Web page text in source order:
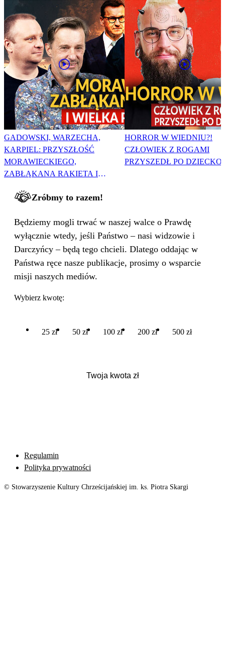
GADOWSKI, WARZECHA,
KARPIEL: PRZYSZŁOŚĆ
MORAWIECKIEGO,
ZABŁĄKANA RAKIETA I
HORROR W WIEDNIU?!
CZŁOWIEK Z ROGAMI
PRZYSZEDŁ PO DZIECKO
Zróbmy to razem!
Będziemy mogli trwać w naszej walce o Prawdę
wyłącznie wtedy, jeśli Państwo – nasi widzowie i
Darczyńcy – będą tego chcieli. Dlatego oddając w
Państwa ręce nasze publikacje, prosimy o wsparcie
misji naszych mediów.
Wybierz kwotę:
25 zł 50 zł 100 zł 200 zł 500 zł
Regulamin
Polityka prywatności
© Stowarzyszenie Kultury Chrześcijańskiej im. ks. Piotra Skargi